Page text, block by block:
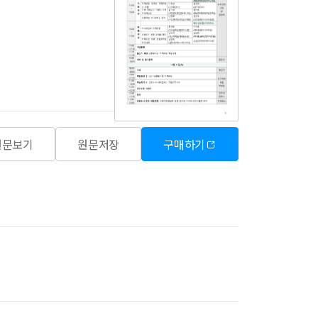
보기 원문저장 구매하기